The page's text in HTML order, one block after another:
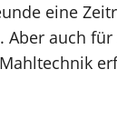
eine
auch